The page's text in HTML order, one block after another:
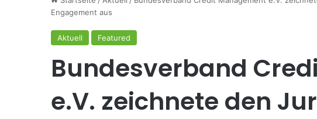
Engagement aus
Aktuell Featured
Bundesverband
e.V. zeichnete den